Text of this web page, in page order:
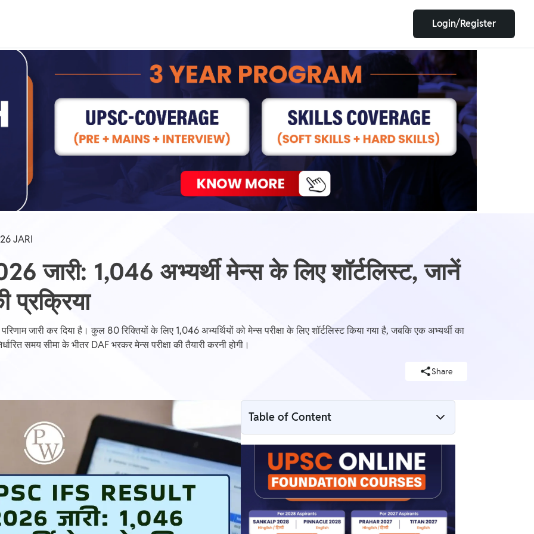
NEET ESE
GATE AE/JE Olympiad
Login/Register
JARI
जारी: 1,046 अभ्यर्थी मेन्स के लिए शॉर्टलिस्ट, जानें
जारी कर दिया है। कुल 80 रिक्तियों के लिए 1,046 अभ्यर्थियों को मेन्स परीक्षा के लिए शॉर्टलिस्ट किया गया है, जबकि एक अभ्यर्थी का
समय सीमा के भीतर DAF भरकर मेन्स परीक्षा की तैयारी करनी होगी।
Share
Table of Content
80 सीटों के लिए 1,046 उम्मीदवारों को मिला मेन्स
परीक्षा का मौका
एक अभ्यर्थी के परिणाम पर अंतिम निर्णय अभी बाकी
UPSC IFS प्रीलिम्स रिजल्ट 2026 डाउनलोड करने